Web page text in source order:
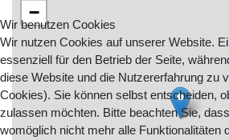
−
Wir benutzen Cookies
Wir nutzen Cookies auf unserer Website.
essenziell für den Betrieb der Seite,
diese Website und die Nutzererfahrung zu
Cookies). Sie können selbst entscheiden,
zulassen möchten. Bitte beachten Sie,
womöglich nicht mehr alle Funktionalitäten